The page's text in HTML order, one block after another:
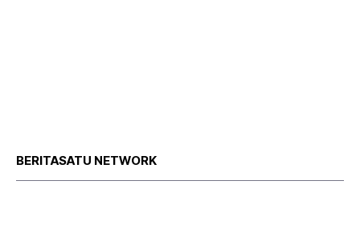
BERITASATU NETWORK